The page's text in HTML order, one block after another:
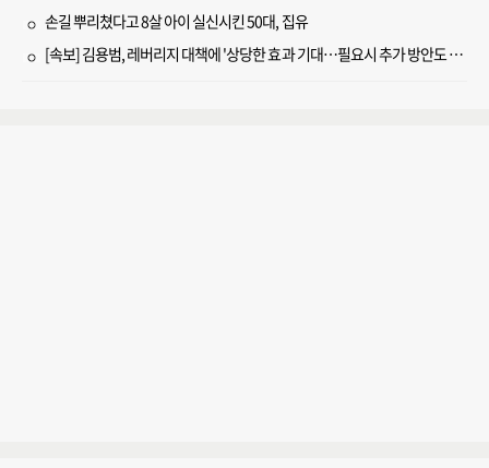
손길 뿌리쳤다고 8살 아이 실신시킨 50대, 집유
[속보] 김용범, 레버리지 대책에 '상당한 효과 기대…필요시 추가 방안도 검토'